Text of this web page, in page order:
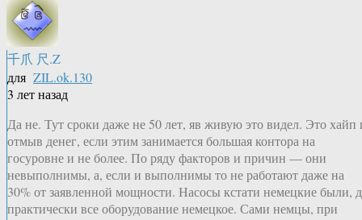
千爪 尺.Z
для ZIL.ok.130
3 лет назад
Да не. Тут сроки даже не 50 лет, яв живую это видел. Это хайп
отмыв денег, если этим занимается большая контора на
госуровне и не более. По ряду факторов и причин — они
невыполнимы, а, если и выполнимы то не работают даже на
30% от заявленной мощности. Насосы кстати немецкие были,
практически все оборудование немецкое. Сами немцы, при